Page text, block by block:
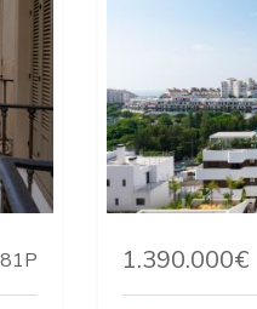
1.390.000€